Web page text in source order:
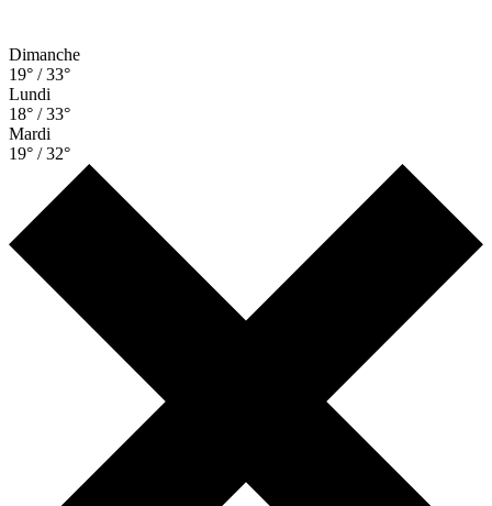
Dimanche
19° / 33°
Lundi
18° / 33°
Mardi
19° / 32°